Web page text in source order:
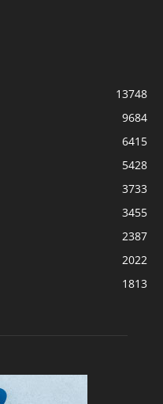
13748
9684
6415
5428
3733
3455
2387
2022
1813